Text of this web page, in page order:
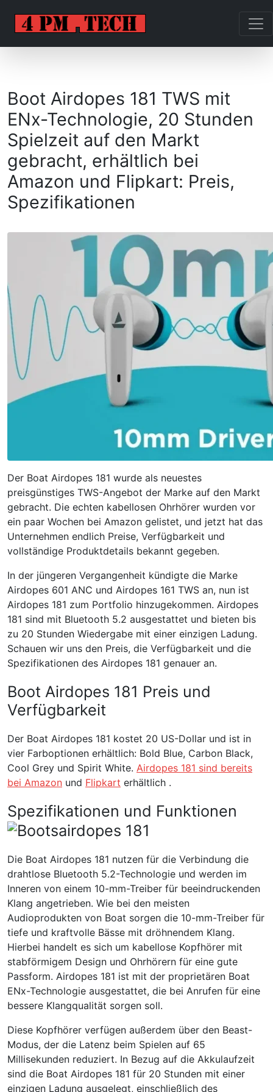
Boot Airdopes 181 TWS mit
ENx-Technologie, 20 Stunden
Spielzeit auf den Markt
gebracht, erhältlich bei
Amazon und Flipkart: Preis,
Spezifikationen
Der Boat Airdopes 181 wurde als neuestes
preisgünstiges TWS-Angebot der Marke auf den Markt
gebracht. Die echten kabellosen Ohrhörer wurden vor
ein paar Wochen bei Amazon gelistet, und jetzt hat das
Unternehmen endlich Preise, Verfügbarkeit und
vollständige Produktdetails bekannt gegeben.
In der jüngeren Vergangenheit kündigte die Marke
Airdopes 601 ANC und Airdopes 161 TWS an, nun ist
Airdopes 181 zum Portfolio hinzugekommen. Airdopes
181 sind mit Bluetooth 5.2 ausgestattet und bieten bis
zu 20 Stunden Wiedergabe mit einer einzigen Ladung.
Schauen wir uns den Preis, die Verfügbarkeit und die
Spezifikationen des Airdopes 181 genauer an.
Boot Airdopes 181 Preis und
Verfügbarkeit
Der Boat Airdopes 181 kostet 20 US-Dollar und ist in
vier Farboptionen erhältlich: Bold Blue, Carbon Black,
Cool Grey und Spirit White. Airdopes 181 sind bereits
bei Amazon und Flipkart erhältlich .
Spezifikationen und Funktionen
Die Boat Airdopes 181 nutzen für die Verbindung die
drahtlose Bluetooth 5.2-Technologie und werden im
Inneren von einem 10-mm-Treiber für beeindruckenden
Klang angetrieben. Wie bei den meisten
Audioprodukten von Boat sorgen die 10-mm-Treiber für
tiefe und kraftvolle Bässe mit dröhnendem Klang.
Hierbei handelt es sich um kabellose Kopfhörer mit
stabförmigem Design und Ohrhörern für eine gute
Passform. Airdopes 181 ist mit der proprietären Boat
ENx-Technologie ausgestattet, die bei Anrufen für eine
bessere Klangqualität sorgen soll.
Diese Kopfhörer verfügen außerdem über den Beast-
Modus, der die Latenz beim Spielen auf 65
Millisekunden reduziert. In Bezug auf die Akkulaufzeit
sind die Boat Airdopes 181 für 20 Stunden mit einer
einzigen Ladung ausgelegt, einschließlich des